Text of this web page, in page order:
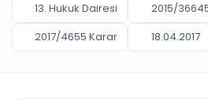
PLANLAMA & TAKİP
Pano ve Takip
13. Hukuk Dairesi
2015/
2017/4655 Karar
18.04.2017